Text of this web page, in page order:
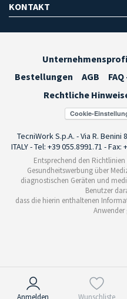
Anmelden Wunschliste
KONTAKT
Bestellungen
AGB
Rechtliche
Cookie-
TecniWork S.p.A. - Via R.
ITALY - Tel: +39 055.8991.71 -
Entsprechend den
Gesundheitswerbung über
diagnostischen Geräten und
Benutzer
dass die hierin enthaltenen
Anwender
Hinweis bei Erhebung